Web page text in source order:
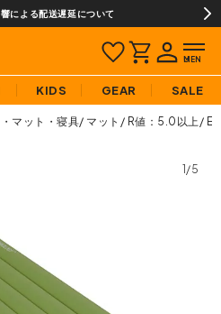
による配送遅延について
KIDS GEAR SALE
マット・寝具 マット R値：5.0以上
1/5